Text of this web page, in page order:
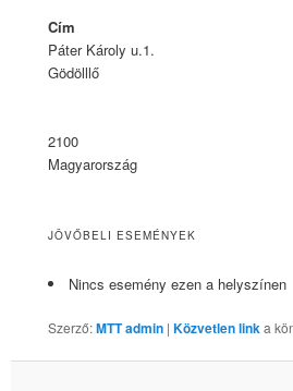
Cím
Páter Károly u.1.
Gödölllő
2100
Magyarország
JÖVŐBELI ESEMÉNYEK
Nincs esemény ezen a helyszínen
Szerző:MTT admin |Közvetlen linka